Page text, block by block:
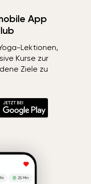
App
Lektionen,
Kurse zur
Ziele zu